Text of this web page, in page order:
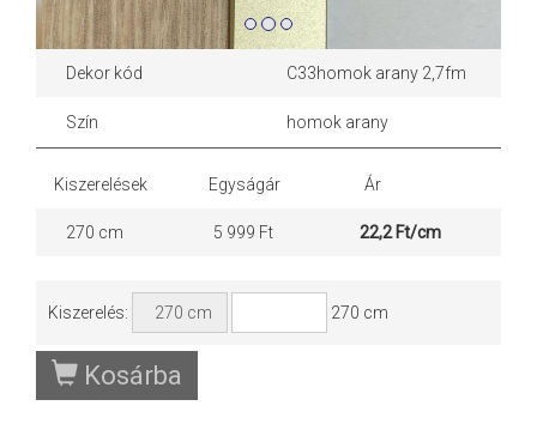
Dekor kód C33homok arany 2,7fm
Szín homok arany
Kiszerelések Egyságár Ár
270 cm 5 999 Ft 22,2 Ft/cm
Kiszerelés: 270 cm
Kosárba